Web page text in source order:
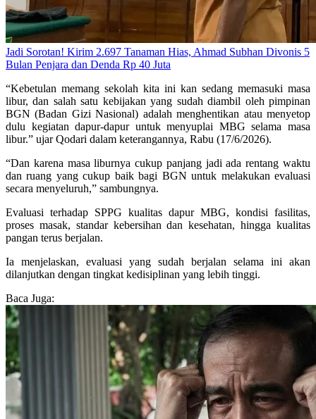
Jadi Sorotan! Kirim 2.697 Tanaman Hias, Ahmad Subhan Divonis 5
Bulan Penjara dan Denda Rp 40 Juta
“Kebetulan memang sekolah kita ini kan sedang memasuki masa
libur, dan salah satu kebijakan yang sudah diambil oleh pimpinan
BGN (Badan Gizi Nasional) adalah menghentikan atau menyetop
dulu kegiatan dapur-dapur untuk menyuplai MBG selama masa
libur.” ujar Qodari dalam keterangannya, Rabu (17/6/2026).
“Dan karena masa liburnya cukup panjang jadi ada rentang waktu
dan ruang yang cukup baik bagi BGN untuk melakukan evaluasi
secara menyeluruh,” sambungnya.
Evaluasi terhadap SPPG kualitas dapur MBG, kondisi fasilitas,
proses masak, standar kebersihan dan kesehatan, hingga kualitas
pangan terus berjalan.
Ia menjelaskan, evaluasi yang sudah berjalan selama ini akan
dilanjutkan dengan tingkat kedisiplinan yang lebih tinggi.
Baca Juga: